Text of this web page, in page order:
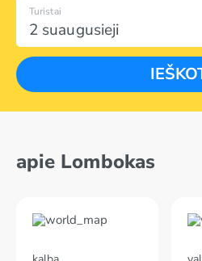
2 suaugusieji
Turistai
apie Lombokas